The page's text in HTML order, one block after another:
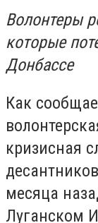
Волонтеры
которые
Донбассе
Как
кризисная
месяца
Луганском